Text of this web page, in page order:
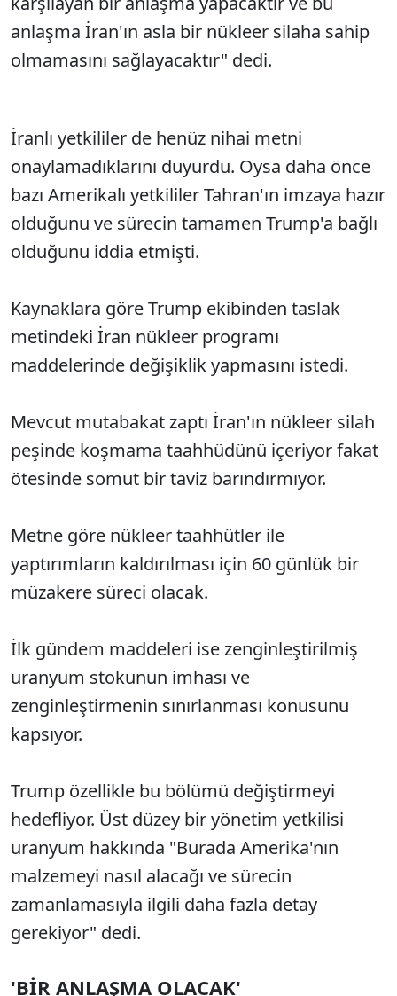
anlaşma İran'ın asla bir nükleer silaha sahip
olmamasını sağlayacaktır" dedi.
İranlı yetkililer de henüz nihai metni
onaylamadıklarını duyurdu. Oysa daha önce
bazı Amerikalı yetkililer Tahran'ın imzaya hazır
olduğunu ve sürecin tamamen Trump'a bağlı
olduğunu iddia etmişti.
Kaynaklara göre Trump ekibinden taslak
metindeki İran nükleer programı
maddelerinde değişiklik yapmasını istedi.
Mevcut mutabakat zaptı İran'ın nükleer silah
peşinde koşmama taahhüdünü içeriyor fakat
ötesinde somut bir taviz barındırmıyor.
Metne göre nükleer taahhütler ile
yaptırımların kaldırılması için 60 günlük bir
müzakere süreci olacak.
İlk gündem maddeleri ise zenginleştirilmiş
uranyum stokunun imhası ve
zenginleştirmenin sınırlanması konusunu
kapsıyor.
Trump özellikle bu bölümü değiştirmeyi
hedefliyor. Üst düzey bir yönetim yetkilisi
uranyum hakkında "Burada Amerika'nın
malzemeyi nasıl alacağı ve sürecin
zamanlamasıyla ilgili daha fazla detay
gerekiyor" dedi.
'BİR ANLAŞMA OLACAK'